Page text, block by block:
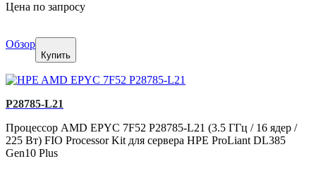
Цена по запросу
Обзор
Купить
P28785-L21
Процессор AMD EPYC 7F52 P28785-L21 (3.5 ГГц / 16 ядер /
225 Вт) FIO Processor Kit для сервера HPE ProLiant DL385
Gen10 Plus